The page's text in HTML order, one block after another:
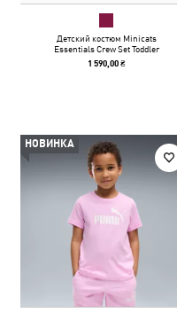
Детский костюм Minicats
Essentials Crew Set Toddler
1 590,00 ₴
НОВИНКА